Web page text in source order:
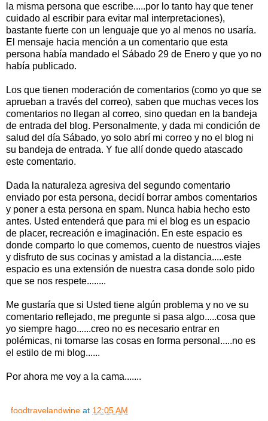
la misma persona que escribe.....por lo tanto hay que tener
cuidado al escribir para evitar mal interpretaciones),
bastante fuerte con un lenguaje que yo al menos no usaría.
El mensaje hacia mención a un comentario que esta
persona había mandado el Sábado 29 de Enero y que yo no
había publicado.
Los que tienen moderación de comentarios (como yo que se
aprueban a través del correo), saben que muchas veces los
comentarios no llegan al correo, sino quedan en la bandeja
de entrada del blog. Personalmente, y dada mi condición de
salud del día Sábado, yo solo abrí mi correo y no el blog ni
su bandeja de entrada. Y fue allí donde quedo atascado
este comentario.
Dada la naturaleza agresiva del segundo comentario
enviado por esta persona, decidí borrar ambos comentarios
y poner a esta persona en spam. Nunca habia hecho esto
antes. Usted entenderá que para mi el blog es un espacio
de placer, recreación e imaginación. En este espacio es
donde comparto lo que comemos, cuento de nuestros viajes
y disfruto de sus cocinas y amistad a la distancia.....este
espacio es una extensión de nuestra casa donde solo pido
que se nos respete........
Me gustaría que si Usted tiene algún problema y no ve su
comentario reflejado, me pregunte si pasa algo.....cosa que
yo siempre hago......creo no es necesario entrar en
polémicas, ni tomarse las cosas en forma personal.....no es
el estilo de mi blog......
Por ahora me voy a la cama.......
foodtravelandwine at 12:05 AM